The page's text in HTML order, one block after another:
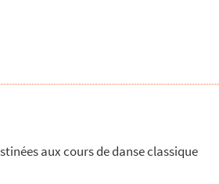
aux cours de danse classique